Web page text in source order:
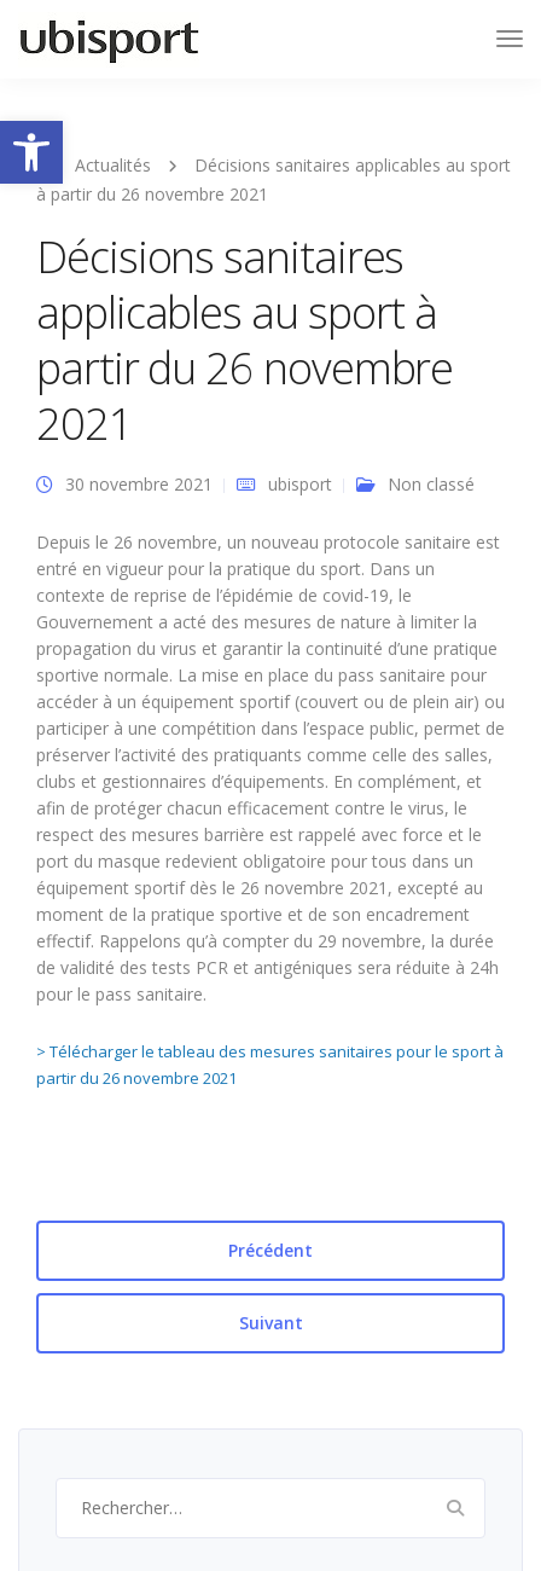
Ouvrir la barre d’outils
Actualités
Décisions sanitaires applicables au sport
à partir du 26 novembre 2021
Décisions sanitaires
applicables au sport à
partir du 26 novembre
2021
30 novembre 2021 ubisport Non classé
Depuis le 26 novembre, un nouveau protocole sanitaire est
entré en vigueur pour la pratique du sport. Dans un
contexte de reprise de l’épidémie de covid-19, le
Gouvernement a acté des mesures de nature à limiter la
propagation du virus et garantir la continuité d’une pratique
sportive normale. La mise en place du pass sanitaire pour
accéder à un équipement sportif (couvert ou de plein air) ou
participer à une compétition dans l’espace public, permet de
préserver l’activité des pratiquants comme celle des salles,
clubs et gestionnaires d’équipements. En complément, et
afin de protéger chacun efficacement contre le virus, le
respect des mesures barrière est rappelé avec force et le
port du masque redevient obligatoire pour tous dans un
équipement sportif dès le 26 novembre 2021, excepté au
moment de la pratique sportive et de son encadrement
effectif. Rappelons qu’à compter du 29 novembre, la durée
de validité des tests PCR et antigéniques sera réduite à 24h
pour le pass sanitaire.
> Télécharger le tableau des mesures sanitaires pour le sport à
partir du 26 novembre 2021
Précédent
Suivant